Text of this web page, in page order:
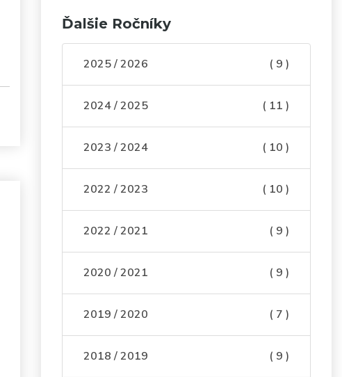
Ďalšie Ročníky
2025 / 2026 ( 9 )
2024 / 2025 ( 11 )
2023 / 2024 ( 10 )
2022 / 2023 ( 10 )
2022 / 2021 ( 9 )
2020 / 2021 ( 9 )
2019 / 2020 ( 7 )
2018 / 2019 ( 9 )